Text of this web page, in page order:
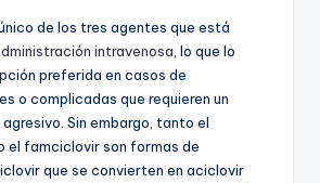
de los tres agentes que está
intravenosa , lo que lo
preferida en casos de
o complicadas que requieren un
Sin embargo, tanto el
el famciclovir son formas de
que se convierten en aciclovir